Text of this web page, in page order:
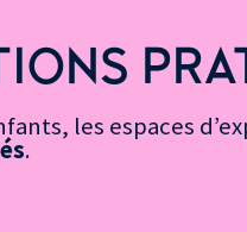
les espaces
.